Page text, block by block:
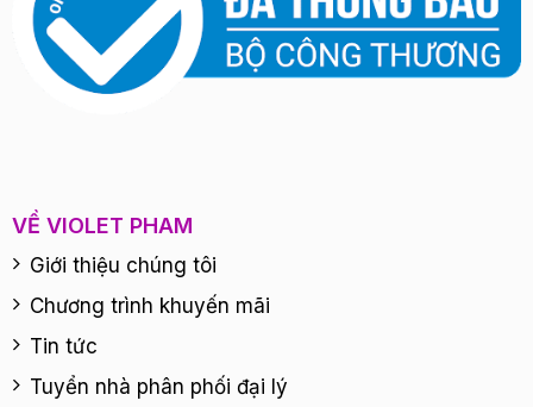
VỀ VIOLET PHAM
Giới thiệu chúng tôi
Chương trình khuyến mãi
Tin tức
Tuyển nhà phân phối đại lý